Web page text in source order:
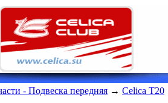
- Подвеска передняя → Celica T20